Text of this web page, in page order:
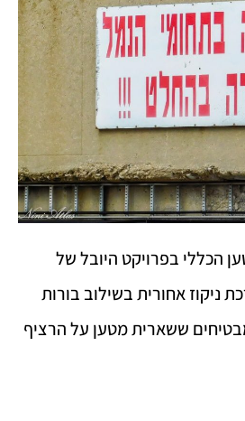
הכללי בפרויקט היובל של
ניקוז אחורית בשילוב בורות
ששארית מטען על הרציף